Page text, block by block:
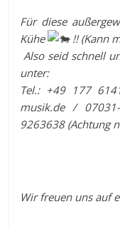
Für diese
Kühe
!! (Kann
Also seid schnell
unter:
Tel.: +49 177
musik.de /
9263638 (Achtung
Wir freuen uns auf